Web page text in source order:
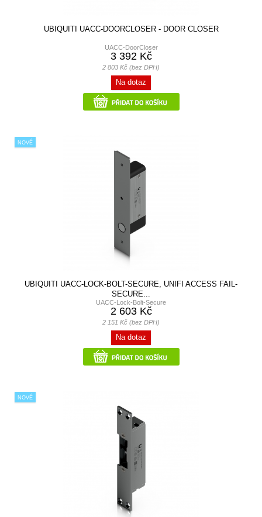
UBIQUITI UACC-DOORCLOSER - DOOR CLOSER
UACC-DoorCloser
3 392 Kč
2 803 Kč (bez DPH)
Na dotaz
NOVÉ
UBIQUITI UACC-LOCK-BOLT-SECURE, UNIFI ACCESS FAIL-
SECURE...
UACC-Lock-Bolt-Secure
2 603 Kč
2 151 Kč (bez DPH)
Na dotaz
NOVÉ